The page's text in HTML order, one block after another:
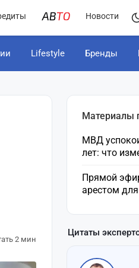
Новости
Lifestyle Бренды
2 мин
Материалы
МВД
лет: что
Прямой
арестом
Цитаты